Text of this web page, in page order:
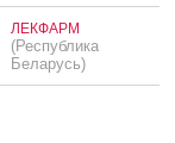
ЛЕКФАРМ
(Республика
Беларусь)